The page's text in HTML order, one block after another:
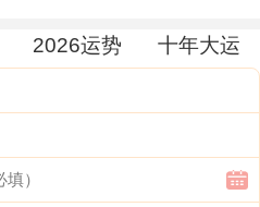
示，此变动虽初时带
展视野，积累重要资
伤官见官」的隐患，
改革时须注意方式方
2026运势 十年大运